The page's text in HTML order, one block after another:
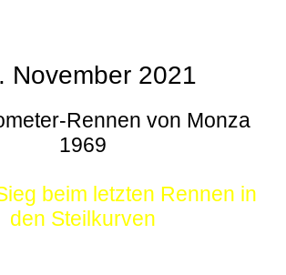
November 2021
Rennen von Monza
1969
beim letzten Rennen in
den Steilkurven